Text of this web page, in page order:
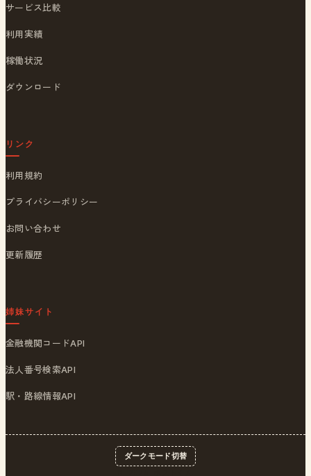
サービス比較
利用実績
稼働状況
ダウンロード
リンク
利用規約
プライバシーポリシー
お問い合わせ
更新履歴
姉妹サイト
金融機関コードAPI
法人番号検索API
駅・路線情報API
ダークモード切替